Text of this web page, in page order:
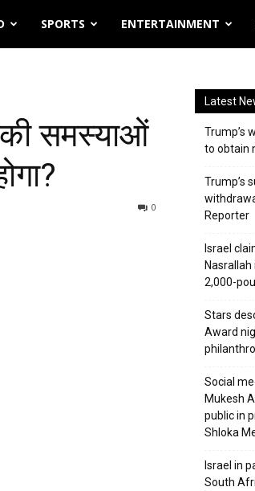
SPORTS ENTERTAINMENT
समस्याओं
0
Latest
Trump’s
to obtain
Trump’s
Reporter
Israel
2,000-
Stars
Award
Social
Mukesh
public in
Shloka
Israel in
South